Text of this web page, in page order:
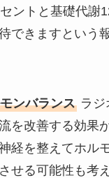
ントと基礎代謝
できますという
ンバランスラジ
を改善する効果
経を整えてホル
せる可能性も考